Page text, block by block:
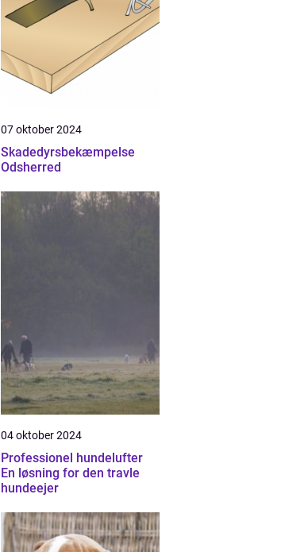
07 oktober 2024
Skadedyrsbekæmpelse
Odsherred
04 oktober 2024
Professionel hundelufter
En løsning for den travle
hundeejer